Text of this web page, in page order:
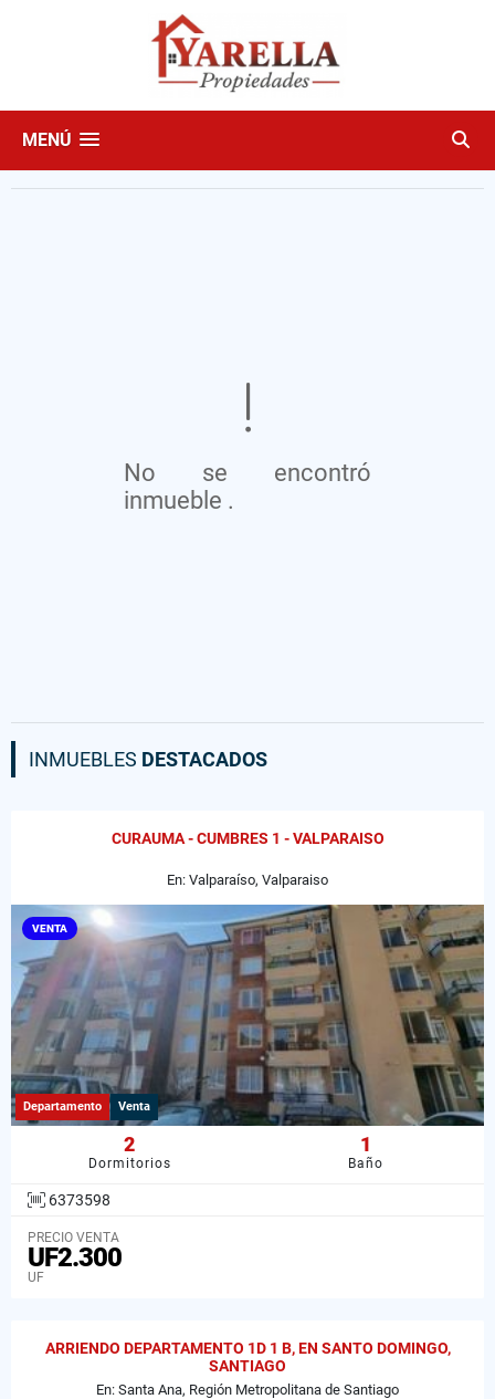
MENÚ
No se encontró
inmueble .
INMUEBLES DESTACADOS
CURAUMA - CUMBRES 1 - VALPARAISO
En: Valparaíso, Valparaiso
VENTA
Departamento Venta
2
Dormitorios
1
Baño
6373598
PRECIO VENTA
UF2.300
UF
ARRIENDO DEPARTAMENTO 1D 1 B, EN SANTO DOMINGO,
SANTIAGO
En: Santa Ana, Región Metropolitana de Santiago